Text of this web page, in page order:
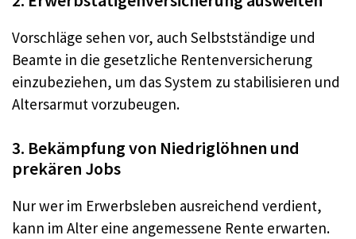
Vorschläge sehen vor, auch Selbstständige und
Beamte in die gesetzliche Rentenversicherung
einzubeziehen, um das System zu stabilisieren und
Altersarmut vorzubeugen.
3. Bekämpfung von Niedriglöhnen und
prekären Jobs
Nur wer im Erwerbsleben ausreichend verdient,
kann im Alter eine angemessene Rente erwarten.